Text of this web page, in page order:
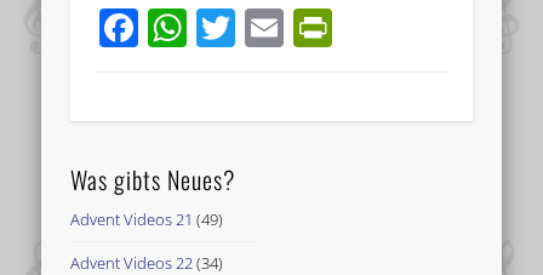
Facebook
WhatsApp
Twitter
Email
Was gibts Neues?
Advent Videos 21 (49)
Advent Videos 22(34)